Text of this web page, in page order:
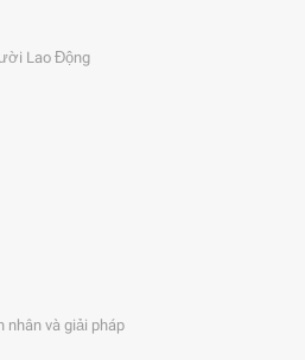
Lao Động
nhân và giải pháp